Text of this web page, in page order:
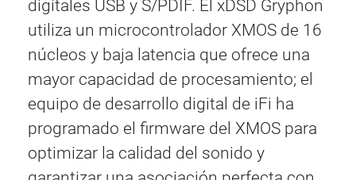
digitales USB y S/PDIF. El xDSD Gryphon
utiliza un microcontrolador XMOS de 16
núcleos y baja latencia que ofrece una
mayor capacidad de procesamiento; el
equipo de desarrollo digital de iFi ha
programado el firmware del XMOS para
optimizar la calidad del sonido y